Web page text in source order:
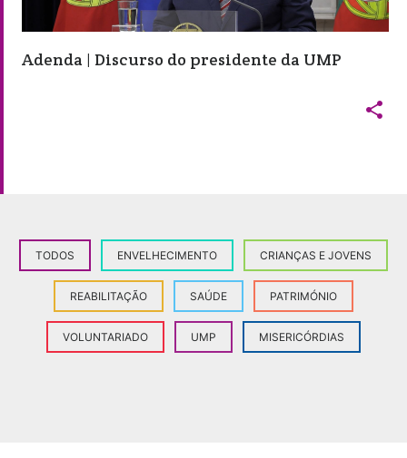
Adenda | Discurso do presidente da UMP

TODOS ENVELHECIMENTO CRIANÇAS E JOVENS
REABILITAÇÃO SAÚDE PATRIMÓNIO
VOLUNTARIADO UMP MISERICÓRDIAS